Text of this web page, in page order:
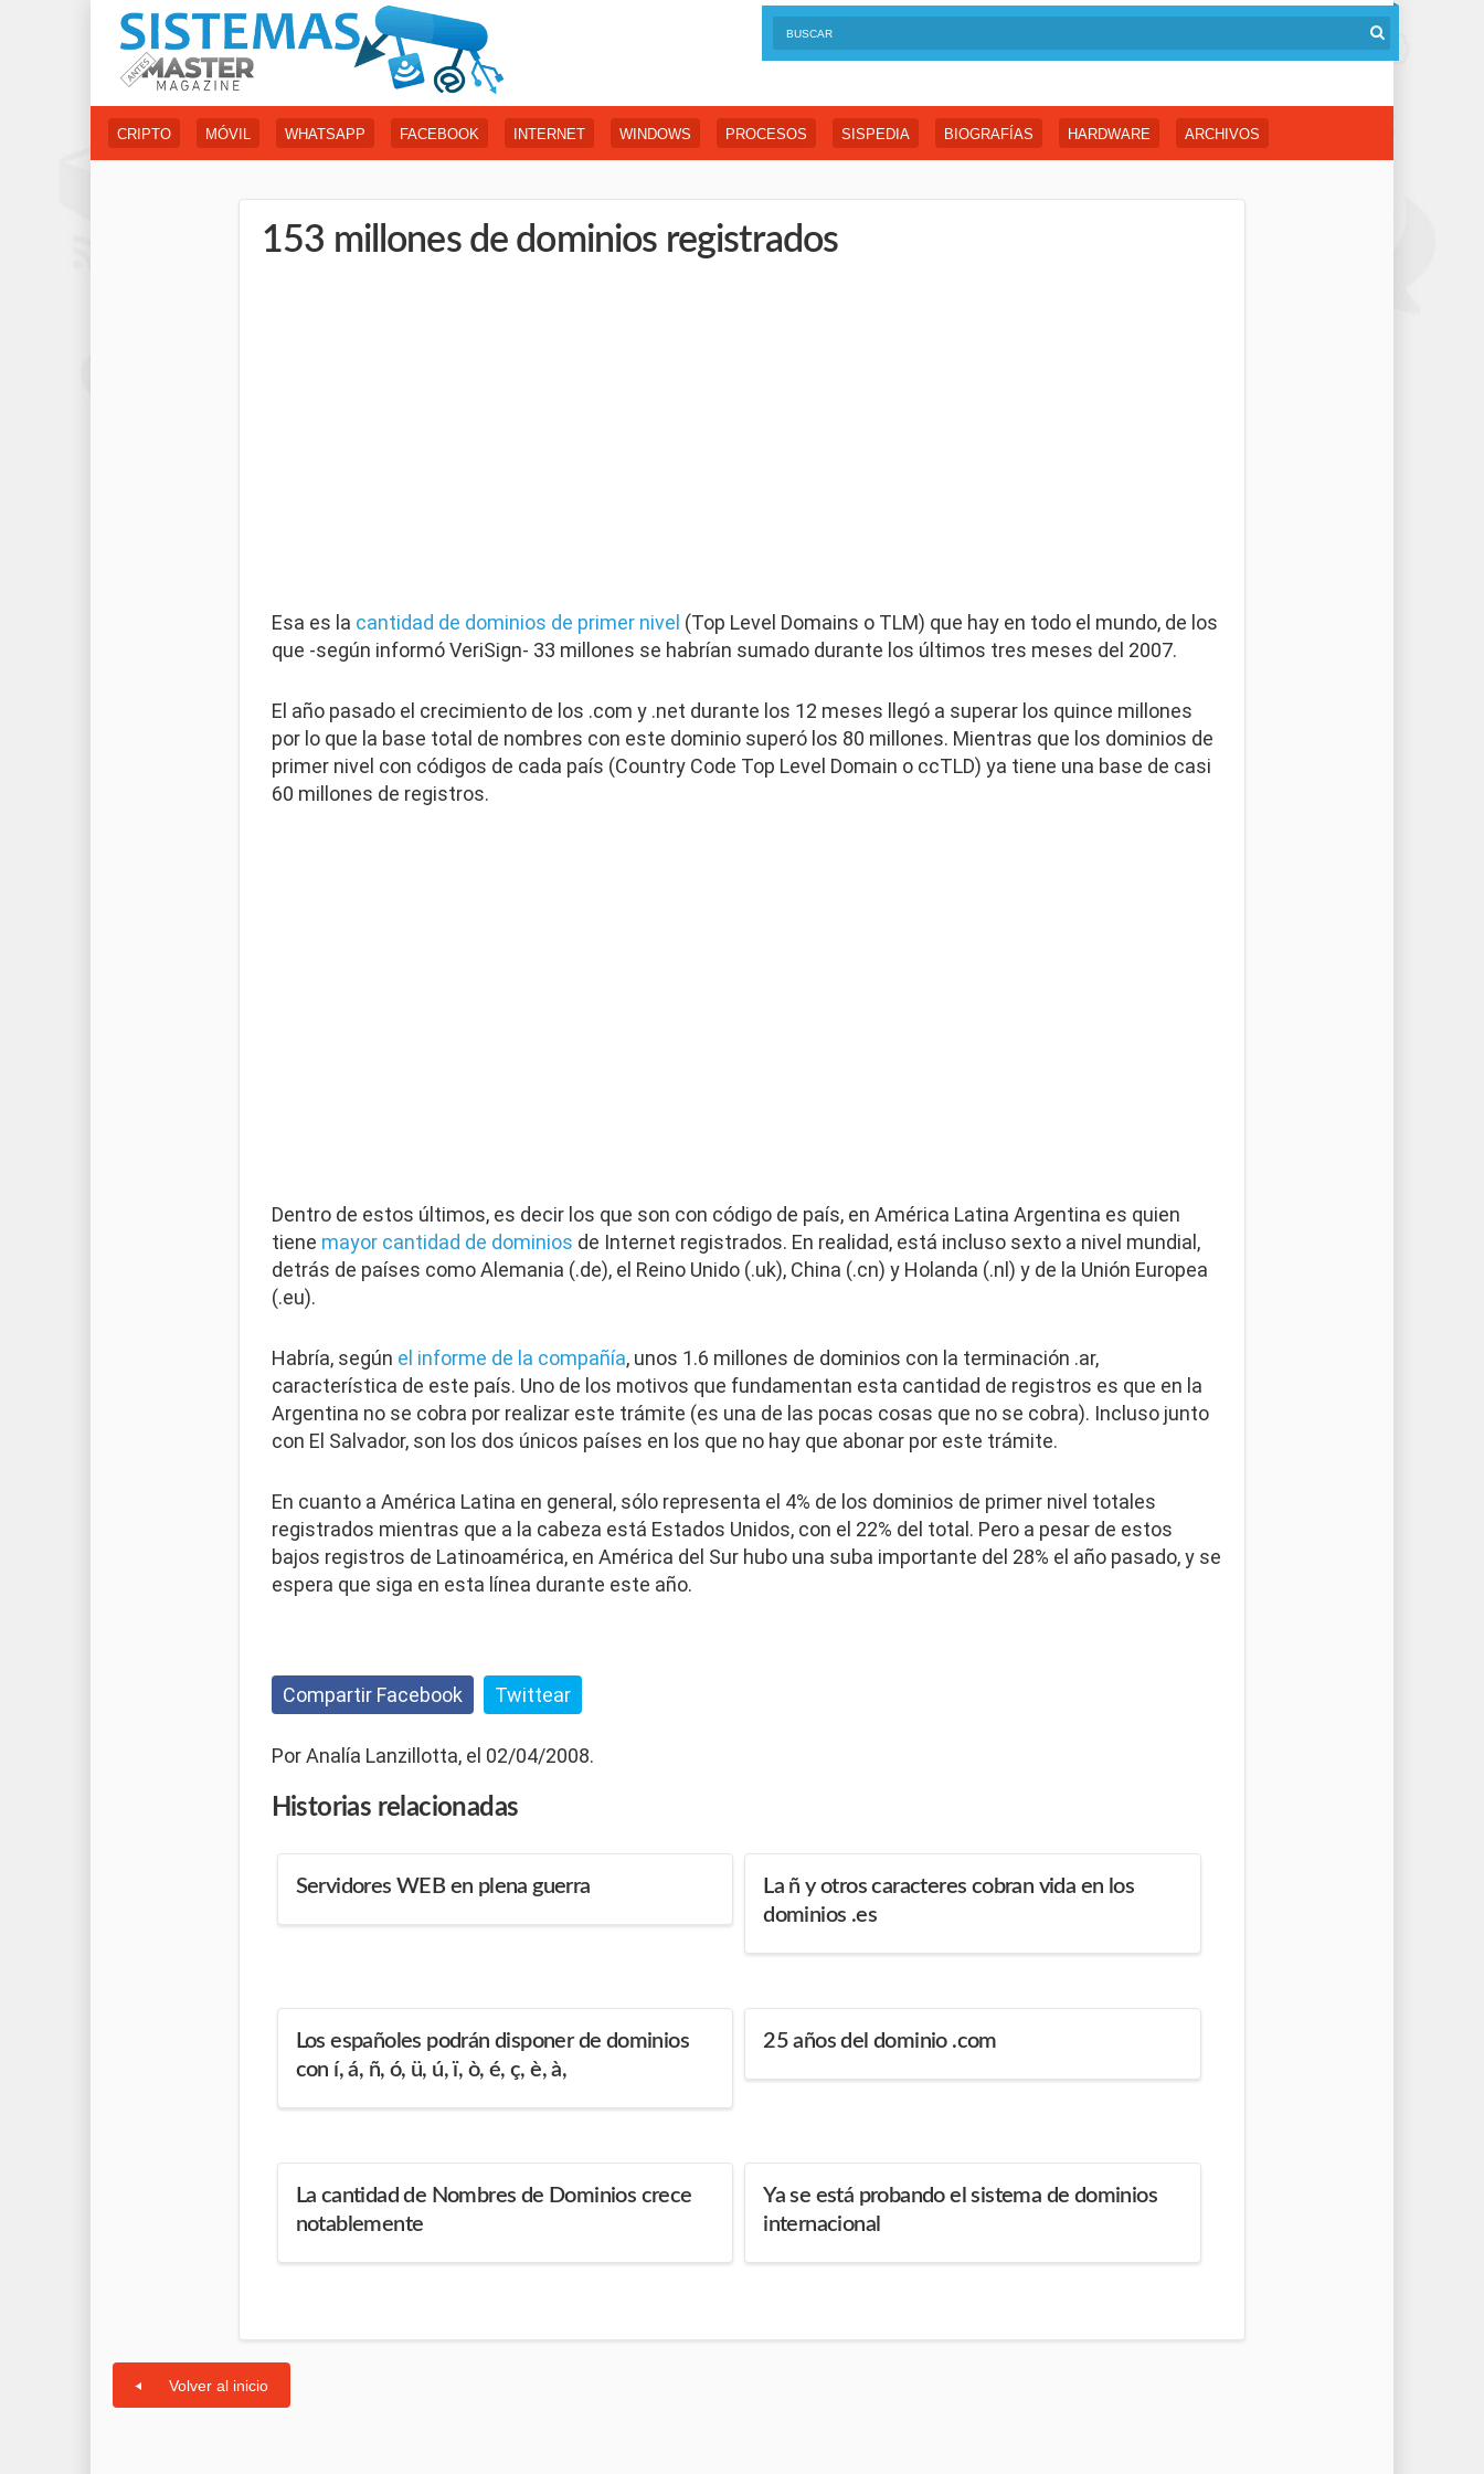
CRIPTO MÓVIL WHATSAPP FACEBOOK INTERNET WINDOWS PROCESOS SISPEDIA BIOGRAFÍAS HARDWARE ARCHIVOS
153 millones de dominios registrados
Esa es la cantidad de dominios de primer nivel (Top Level Domains o TLM) que hay en todo el mundo, de los
que -según informó VeriSign- 33 millones se habrían sumado durante los últimos tres meses del 2007.
El año pasado el crecimiento de los .com y .net durante los 12 meses llegó a superar los quince millones
por lo que la base total de nombres con este dominio superó los 80 millones. Mientras que los dominios de
primer nivel con códigos de cada país (Country Code Top Level Domain o ccTLD) ya tiene una base de casi
60 millones de registros.
Dentro de estos últimos, es decir los que son con código de país, en América Latina Argentina es quien
tiene mayor cantidad de dominios de Internet registrados. En realidad, está incluso sexto a nivel mundial,
detrás de países como Alemania (.de), el Reino Unido (.uk), China (.cn) y Holanda (.nl) y de la Unión Europea
(.eu).
Habría, según el informe de la compañía, unos 1.6 millones de dominios con la terminación .ar,
característica de este país. Uno de los motivos que fundamentan esta cantidad de registros es que en la
Argentina no se cobra por realizar este trámite (es una de las pocas cosas que no se cobra). Incluso junto
con El Salvador, son los dos únicos países en los que no hay que abonar por este trámite.
En cuanto a América Latina en general, sólo representa el 4% de los dominios de primer nivel totales
registrados mientras que a la cabeza está Estados Unidos, con el 22% del total. Pero a pesar de estos
bajos registros de Latinoamérica, en América del Sur hubo una suba importante del 28% el año pasado, y se
espera que siga en esta línea durante este año.
Compartir Facebook Twittear
Por Analía Lanzillotta, el 02/04/2008.
Historias relacionadas
Servidores WEB en plena guerra
La ñ y otros caracteres cobran vida en los
dominios .es
Los españoles podrán disponer de dominios
con í, á, ñ, ó, ü, ú, ï, ò, é, ç, è, à,
25 años del dominio .com
La cantidad de Nombres de Dominios crece
notablemente
Ya se está probando el sistema de dominios
internacional
Volver al inicio